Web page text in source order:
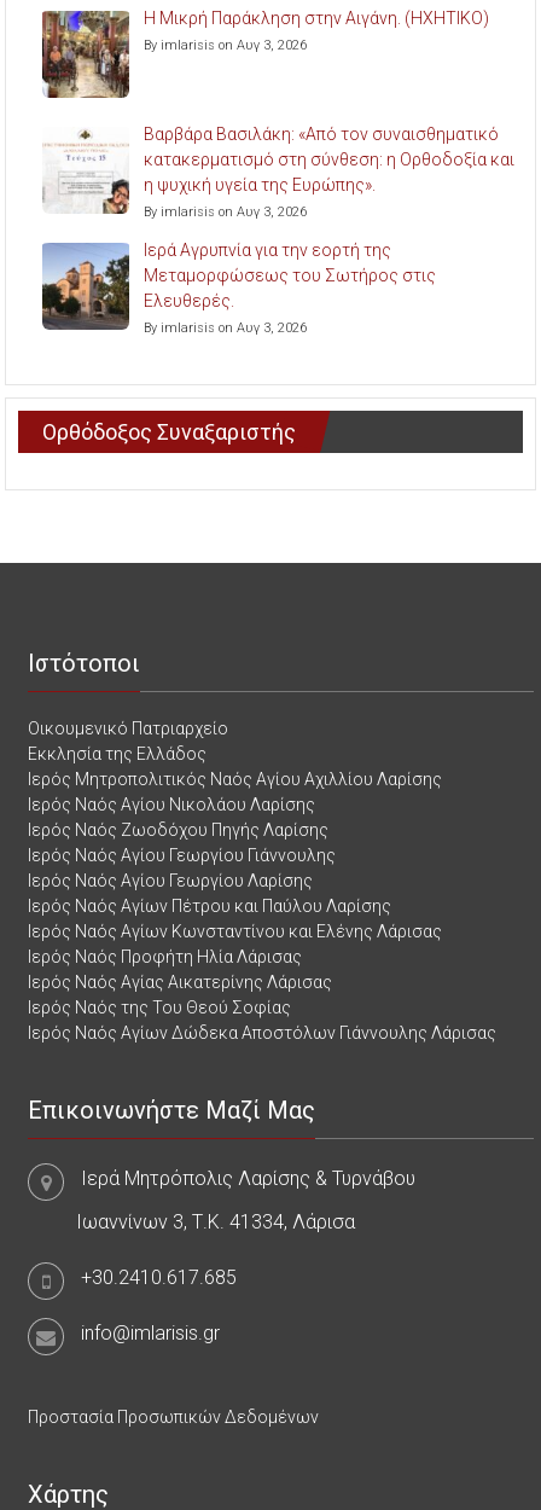
Η Μικρή Παράκληση στην Αιγάνη. (ΗΧΗΤΙΚΟ)
By imlarisis on Αυγ 3, 2026
Βαρβάρα Βασιλάκη: «Από τον συναισθηματικό
κατακερματισμό στη σύνθεση: η Ορθοδοξία και
η ψυχική υγεία της Ευρώπης».
By imlarisis on Αυγ 3, 2026
Ιερά Αγρυπνία για την εορτή της
Μεταμορφώσεως του Σωτήρος στις
Ελευθερές.
By imlarisis on Αυγ 3, 2026
Ορθόδοξος Συναξαριστής
Ιστότοποι
Οικουμενικό Πατριαρχείο
Εκκλησία της Ελλάδος
Ιερός Μητροπολιτικός Ναός Αγίου Αχιλλίου Λαρίσης
Ιερός Ναός Αγίου Νικολάου Λαρίσης
Ιερός Ναός Ζωοδόχου Πηγής Λαρίσης
Ιερός Ναός Αγίου Γεωργίου Γιάννουλης
Ιερός Ναός Αγίου Γεωργίου Λαρίσης
Ιερός Ναός Αγίων Πέτρου και Παύλου Λαρίσης
Ιερός Ναός Αγίων Κωνσταντίνου και Ελένης Λάρισας
Ιερός Ναός Προφήτη Ηλία Λάρισας
Ιερός Ναός Αγίας Αικατερίνης Λάρισας
Ιερός Ναός της Του Θεού Σοφίας
Ιερός Ναός Αγίων Δώδεκα Αποστόλων Γιάννουλης Λάρισας
Επικοινωνήστε Μαζί Μας
Ιερά Μητρόπολις Λαρίσης & Τυρνάβου
Ιωαννίνων 3, Τ.Κ. 41334, Λάρισα
+30.2410.617.685
info@imlarisis.gr
Προστασία Προσωπικών Δεδομένων
Χάρτης